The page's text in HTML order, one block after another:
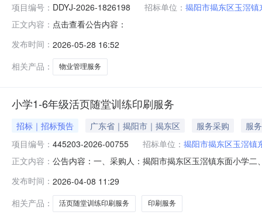
项目编号： DDYJ-2026-1826198 招标单位： 揭阳市揭东区玉滘镇
正文内容： 点击查看公告内容：
发布时间： 2026-05-28 16:52
相关产品：
物业管理服务
小学1-6年级活页随堂训练印刷服务
招标｜招标预告 广东省｜揭阳市｜揭东区 服务采购
服务
项目编号： 445203-2026-00755 招标单位： 揭阳市揭东区玉滘镇
正文内容： 公告内容：一、采购人：揭阳市揭东区玉滘镇东面小学
0810:48:51
发布时间： 2026-04-08 11:29
相关产品：
活页随堂训练印刷服务 印刷服务